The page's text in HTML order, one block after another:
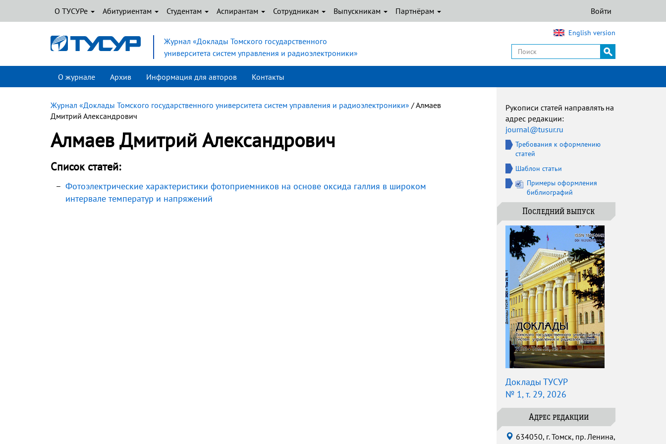
О ТУСУРе Абитуриентам Студентам Аспирантам Сотрудникам Выпускникам Партнёрам Войти
Журнал «Доклады Томского государственного
университета систем управления и радиоэлектроники»
English version
О журнале Архив Информация для авторов Контакты
Журнал «Доклады Томского государственного университета систем управления и радиоэлектроники» / Алмаев
Дмитрий Александрович
Алмаев Дмитрий Александрович
Список статей:
Фотоэлектрические характеристики фотоприемников на основе оксида галлия в широком
интервале температур и напряжений
Рукописи статей направлять на
адрес редакции:
journal@tusur.ru
Требования к оформлению
статей
Шаблон статьи
Примеры оформления
библиографий
Последний выпуск
Доклады ТУСУР
№ 1, т. 29, 2026
Адрес редакции
634050, г. Томск, пр. Ленина,